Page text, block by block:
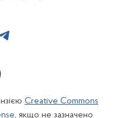
Creative Commons
, якщо не зазначено